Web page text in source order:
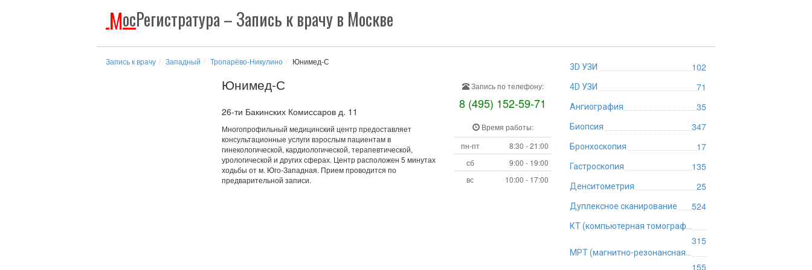
МосРегистратура– Запись к врачу в Москве
Запись к врачу Западный Тропарёво-Никулино Юнимед-С
Юнимед-С
26-ти Бакинских Комиссаров д. 11
Многопрофильный медицинский центр предоставляет
консультационные услуги взрослым пациентам в
гинекологической, кардиологической, терапевтической,
урологической и других сферах. Центр расположен 5 минутах
ходьбы от м. Юго-Западная. Прием проводится по
предварительной записи.
Запись по телефону:
8 (495) 152-59-71
Время работы:
пн-пт
8:30 - 21:00
сб
9:00 - 19:00
вс
10:00 - 17:00
3D УЗИ 102
4D УЗИ 71
Ангиография 35
Биопсия 347
Бронхоскопия 17
Гастроскопия 135
Денситометрия 25
Дуплексное сканирование 524
315
155